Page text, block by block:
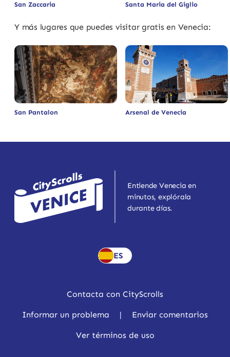
San Zaccaria Santa Maria del Giglio
Y más lugares que puedes visitar gratis en Venecia:
San Pantalon Arsenal de Venecia
Entiende Venecia en
minutos, explórala
durante días.
ES
Contacta con CityScrolls
Informar un problema | Enviar comentarios
Ver términos de uso